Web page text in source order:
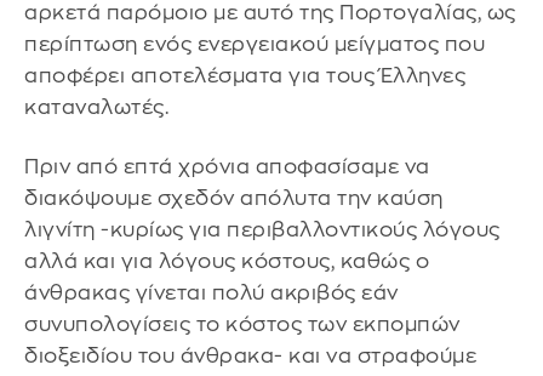
αρκετά παρόμοιο με αυτό της Πορτογαλίας, ως
περίπτωση ενός ενεργειακού μείγματος που
αποφέρει αποτελέσματα για τους Έλληνες
καταναλωτές.
Πριν από επτά χρόνια αποφασίσαμε να
διακόψουμε σχεδόν απόλυτα την καύση
λιγνίτη -κυρίως για περιβαλλοντικούς λόγους
αλλά και για λόγους κόστους, καθώς ο
άνθρακας γίνεται πολύ ακριβός εάν
συνυπολογίσεις το κόστος των εκπομπών
διοξειδίου του άνθρακα- και να στραφούμε